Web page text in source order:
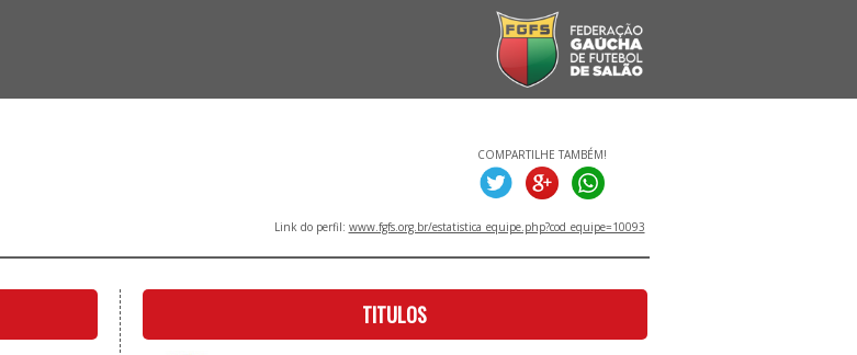
COMPARTILHE TAMBÉM!
Link do perfil: www.fgfs.org.br/estatistica_equipe.php?cod_equipe=10093
TITULOS